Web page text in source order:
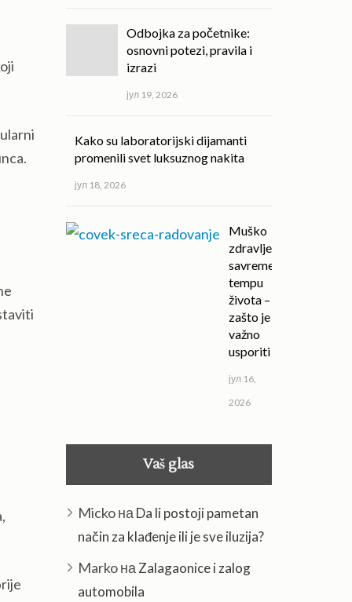
Odbojka za početnike:
osnovni potezi, pravila i
izrazi
јул 19, 2026
Kako su laboratorijski dijamanti
promenili svet luksuznog nakita
јул 18, 2026
Muško
zdravlje u
savremenom
tempu
života –
zašto je
važno
usporiti
јул 16,
2026
Vaš glas
Mickoна Da li postoji pametan
način za klađenje ili je sve iluzija?
Markoна Zalagaonice i zalog
automobila